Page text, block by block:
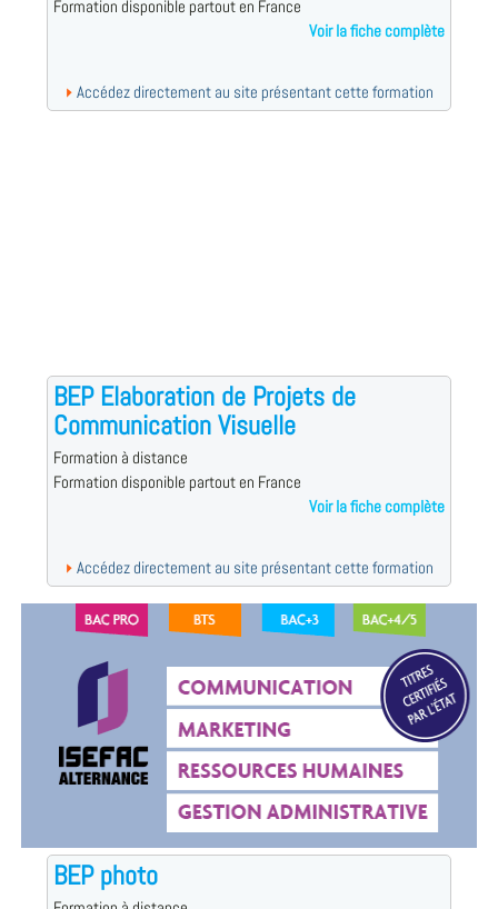
Formation disponible partout en France
Voir la fiche complète
Accédez directement au site présentant cette formation
BEP Elaboration de Projets de
Communication Visuelle
Formation à distance
Formation disponible partout en France
Voir la fiche complète
Accédez directement au site présentant cette formation
BEP photo